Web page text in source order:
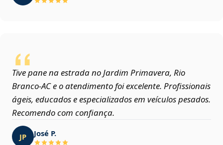
Tive pane na estrada no Jardim Primavera, Rio
Branco‑AC e o atendimento foi excelente. Profissionais
ágeis, educados e especializados em veículos pesados.
Recomendo com confiança.
JP José P.